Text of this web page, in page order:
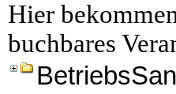
Hier
buchbares